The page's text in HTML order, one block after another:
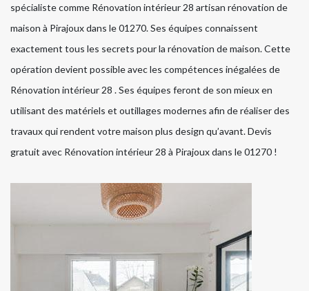
spécialiste comme Rénovation intérieur 28 artisan rénovation de
maison à Pirajoux dans le 01270. Ses équipes connaissent
exactement tous les secrets pour la rénovation de maison. Cette
opération devient possible avec les compétences inégalées de
Rénovation intérieur 28 . Ses équipes feront de son mieux en
utilisant des matériels et outillages modernes afin de réaliser des
travaux qui rendent votre maison plus design qu’avant. Devis
gratuit avec Rénovation intérieur 28 à Pirajoux dans le 01270 !